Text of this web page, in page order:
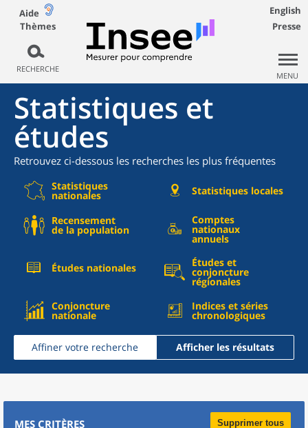
Aide
Thèmes
RECHERCHE
English
Presse
MENU
Statistiques et
études
Retrouvez ci-dessous les recherches les plus fréquentes
Statistiques
nationales Statistiques locales
Recensement
de la population
Comptes
nationaux
annuels
Études nationales Études et
conjoncture
régionales
Conjoncture
nationale
Indices et séries
chronologiques
Affiner votre recherche Afficher les résultats
MES CRITÈRES Supprimer tous